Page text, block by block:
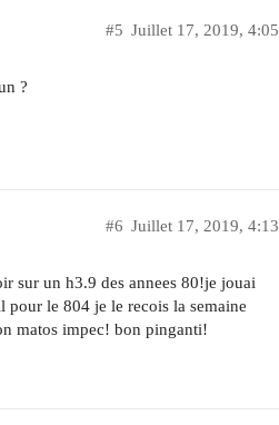
Juillet 17, 2019, 4:05
#5
?
Juillet 17, 2019, 4:13
#6
sur un h3.9 des annees 80!je jouai
le 804 je le recois la semaine
matos impec! bon pinganti!